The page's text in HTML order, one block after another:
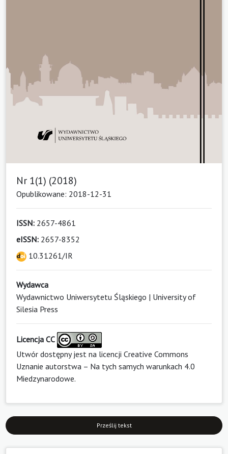
Nr 1(1) (2018)
Opublikowane: 2018-12-31
ISSN: 2657-4861
eISSN: 2657-8352
10.31261/IR
Wydawca
Wydawnictwo Uniwersytetu Śląskiego | University of
Silesia Press
Licencja CC
Utwór dostępny jest na licencji Creative Commons
Uznanie autorstwa – Na tych samych warunkach 4.0
Miedzynarodowe.
Prześlij tekst